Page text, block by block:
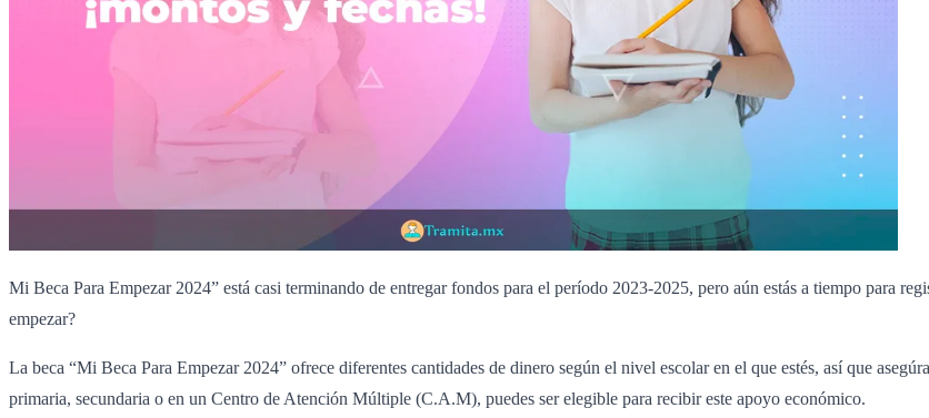
Mi Beca Para Empezar 2024” está casi terminando de entregar fondos para el período 2023-2025, pero aún estás a tiempo para
empezar?
La beca “Mi Beca Para Empezar 2024” ofrece diferentes cantidades de dinero según el nivel escolar en el que estés, así que
primaria, secundaria o en un Centro de Atención Múltiple (C.A.M), puedes ser elegible para recibir este apoyo económico.